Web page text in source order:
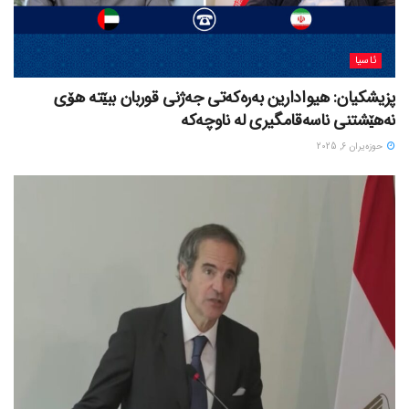
ئاسیا
پزیشکیان: هیوادارین بەرەکەتی جەژنی قوربان ببێتە هۆی
نەهێشتنی ناسەقامگیری لە ناوچەکە
حوزه‌یران 6, 2025